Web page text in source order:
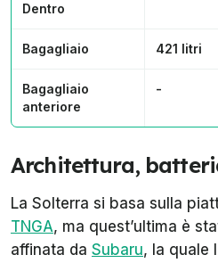
Dentro
Bagagliaio 421 litri
Bagagliaio
anteriore
-
Architettura,
La Solterra si basa sulla
TNGA, ma quest’ultima è
affinata da Subaru, la quale